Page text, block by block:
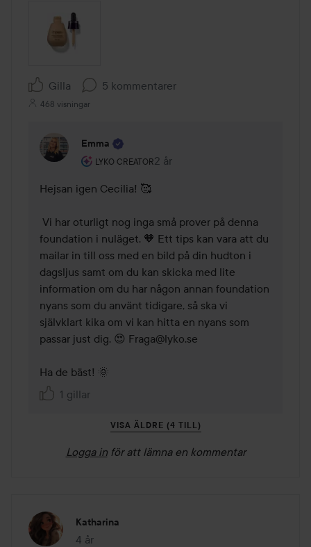
Gilla 5 kommentarer
468 visningar
Emma
LYKO CREATOR
Användarens roll: Lyko Creator.
2 år
Kommentaren lades 2 år
Hejsan igen Cecilia! 🥰
foundation i nuläget. 🧡 Ett tips kan vara att du
mailar in till oss med en bild på din hudton i
dagsljus samt om du kan skicka med lite
information om du har någon annan foundation
nyans som du använt tidigare, så ska vi
självklart kika om vi kan hitta en nyans som
passar just dig. 😍 Fraga@lyko.se
Ha de bäst! 🌞
1 gillar
VISA ÄLDRE (4 TILL)
Logga in för att lämna en kommentar
Katharina
4 år
Inlägget skapades 4 år